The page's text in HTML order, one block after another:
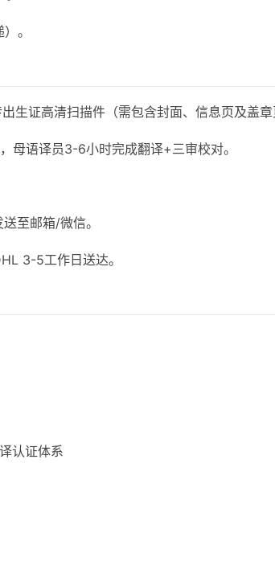
。
生证高清扫描件（需包含封面、信息页及盖章
母语译员3-6小时完成翻译+三审校对。
至邮箱/微信。
3-5工作日送达。
认证体系